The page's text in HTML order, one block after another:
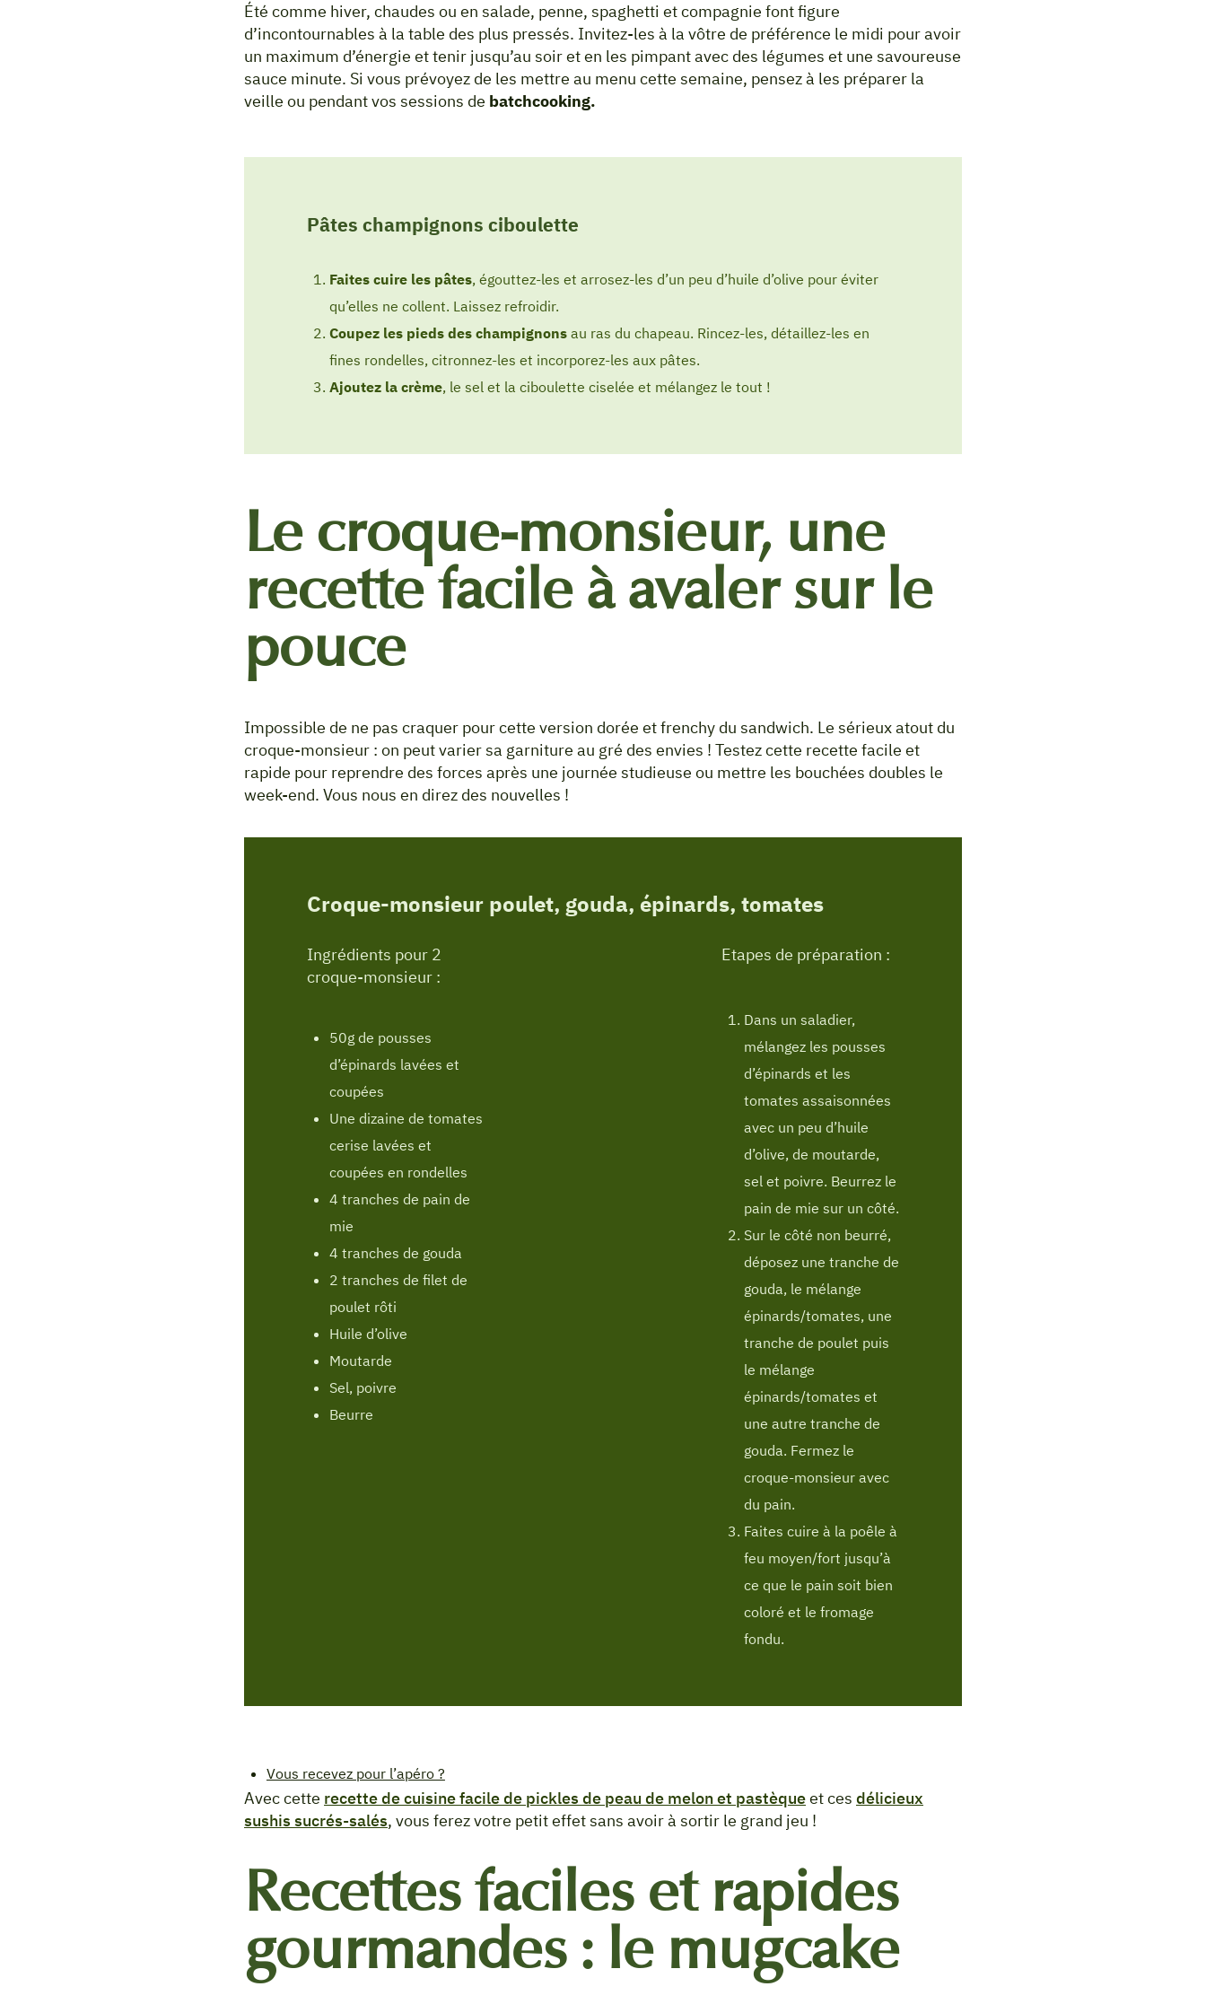
Été comme hiver, chaudes ou en salade, penne, spaghetti et compagnie font figure
d’incontournables à la table des plus pressés. Invitez-les à la vôtre de préférence le midi pour avoir
un maximum d’énergie et tenir jusqu’au soir et en les pimpant avec des légumes et une savoureuse
sauce minute. Si vous prévoyez de les mettre au menu cette semaine, pensez à les préparer la
veille ou pendant vos sessions de batchcooking.
Pâtes champignons ciboulette
Faites cuire les pâtes, égouttez-les et arrosez-les d’un peu d’huile d’olive pour éviter
qu’elles ne collent. Laissez refroidir.
Coupez les pieds des champignonsau ras du chapeau. Rincez-les, détaillez-les en
fines rondelles, citronnez-les et incorporez-les aux pâtes.
Ajoutez la crème, le sel et la ciboulette ciselée et mélangez le tout !
Le croque-monsieur, une
recette facile à avaler sur le
pouce
Impossible de ne pas craquer pour cette version dorée et frenchy du sandwich. Le sérieux atout du
croque-monsieur : on peut varier sa garniture au gré des envies ! Testez cette recette facile et
rapide pour reprendre des forces après une journée studieuse ou mettre les bouchées doubles le
week-end. Vous nous en direz des nouvelles !
Croque-monsieur poulet, gouda, épinards, tomates
Ingrédients pour 2
croque-monsieur :
Etapes de préparation :
50g de pousses
d’épinards lavées et
coupées
Une dizaine de tomates
cerise lavées et
coupées en rondelles
4 tranches de pain de
mie
4 tranches de gouda
2 tranches de filet de
poulet rôti
Huile d’olive
Moutarde
Sel, poivre
Beurre
Dans un saladier,
mélangez les pousses
d’épinards et les
tomates assaisonnées
avec un peu d’huile
d’olive, de moutarde,
sel et poivre. Beurrez le
pain de mie sur un côté.
Sur le côté non beurré,
déposez une tranche de
gouda, le mélange
épinards/tomates, une
tranche de poulet puis
le mélange
épinards/tomates et
une autre tranche de
gouda. Fermez le
croque-monsieur avec
du pain.
Faites cuire à la poêle à
feu moyen/fort jusqu’à
ce que le pain soit bien
coloré et le fromage
fondu.
Vous recevez pour l’apéro ?
Avec cette recette de cuisine facile de pickles de peau de melon et pastèqueet ces délicieux
sushis sucrés-salés, vous ferez votre petit effet sans avoir à sortir le grand jeu !
Recettes faciles et rapides
gourmandes : le mugcake